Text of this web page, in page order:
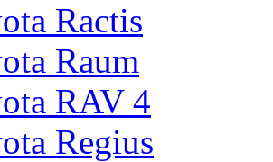
Ractis
Raum
RAV 4
Regius